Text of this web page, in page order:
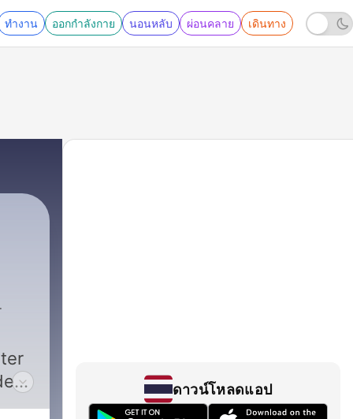
ทำงาน ออกกำลังกาย นอนหลับ ผ่อนคลาย เดินทาง
348 - 7 Tipps für mehr Impulskontrolle
ดาวน์โหลดแอป